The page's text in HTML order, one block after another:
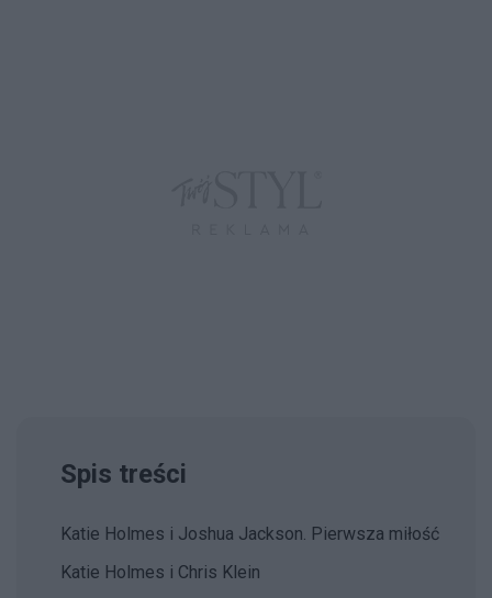
Spis treści
Katie Holmes i Joshua Jackson. Pierwsza miłość
Katie Holmes i Chris Klein